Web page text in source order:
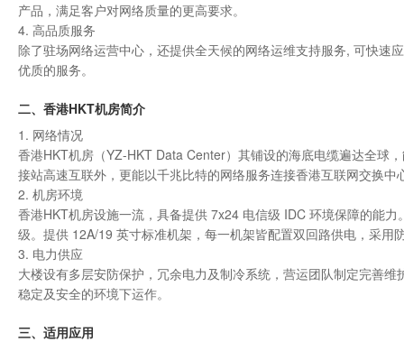
产品，满足客户对网络质量的更高要求。
4. 高品质服务
除了驻场网络运营中心，还提供全天候的网络运维支持服务, 可快速
优质的服务。
二、香港HKT机房简介
1. 网络情况
香港HKT机房（YZ-HKT Data Center）其铺设的海底电缆遍达全球
接站高速互联外，更能以千兆比特的网络服务连接香港互联网交换
2. 机房环境
香港HKT机房设施一流，具备提供 7x24 电信级 IDC 环境保障的能
级。提供 12A/19 英寸标准机架，每一机架皆配置双回路供电，采
3. 电力供应
大楼设有多层安防保护，冗余电力及制冷系统，营运团队制定完善
稳定及安全的环境下运作。
三、适用应用